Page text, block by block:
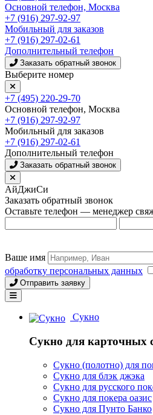
Основной телефон, Москва
+7 (916) 297-92-97
Мобильный для заказов
+7 (916) 297-02-61
Дополнительный телефон
Заказать обратный звонок
Выберите номер
+7 (495) 220-29-70
Основной телефон, Москва
+7 (916) 297-92-97
Мобильный для заказов
+7 (916) 297-02-61
Дополнительный телефон
Заказать обратный звонок
АйДжиСи
Заказать обратный звонок
Оставьте телефон — менеджер
Ваше имя
обработку персональных данных
Отправить заявку
Сукно
Сукно для карточных
Сукно (полотно) для
Сукно для блэк джэка
Сукно для русского
Сукно для покера оазис
Сукно для Пунто Банко